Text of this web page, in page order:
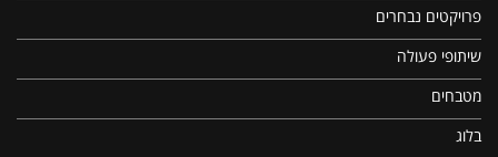
פרויקטים נבחרים
שיתופי פעולה
מטבחים
בלוג